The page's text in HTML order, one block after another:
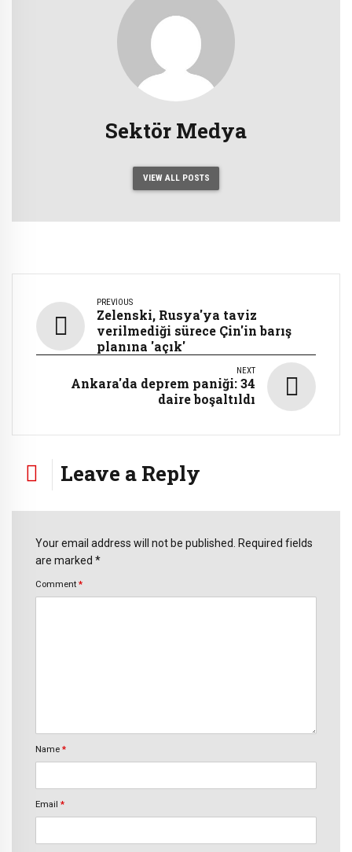
Sektör Medya
VIEW ALL POSTS
PREVIOUS
Zelenski, Rusya'ya taviz
verilmediği sürece Çin'in barış
planına 'açık'
NEXT
Ankara'da deprem paniği: 34
daire boşaltıldı
Leave a Reply
Your email address will not be published. Required fields
are marked *
Comment *
Name *
Email *